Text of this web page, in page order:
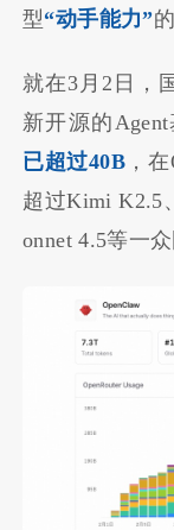
型“动手能力”
就在3月2日，
新开源的Agent
已超过40B ，
超过Kimi K2.5
onnet 4.5等一